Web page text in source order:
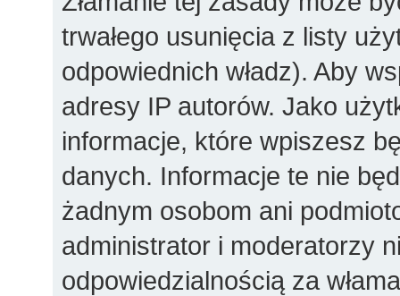
trwałego usunięcia z listy
odpowiednich władz). Aby
adresy IP autorów. Jako
informacje, które wpiszesz
danych. Informacje te nie
żadnym osobom ani
administrator i moderatorzy
odpowiedzialnością za